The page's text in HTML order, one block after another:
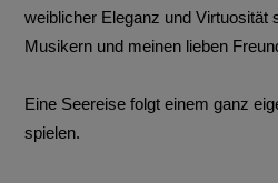
weiblicher Eleganz und
Musikern und meinen lieben
Eine Seereise folgt einem ganz
spielen.